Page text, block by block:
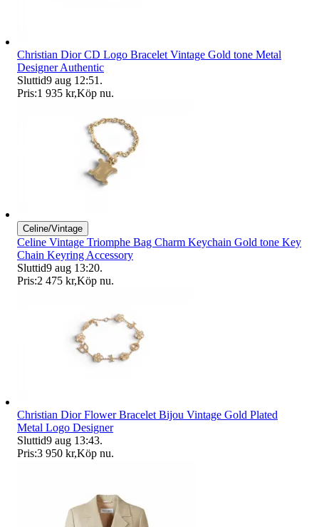
Christian Dior CD Logo Bracelet Vintage Gold tone Metal
Designer Authentic
Sluttid9 aug 12:51 .
Pris:1 935 kr,Köp nu.
Celine/Vintage
Celine Vintage Triomphe Bag Charm Keychain Gold tone Key
Chain Keyring Accessory
Sluttid9 aug 13:20.
Pris:2 475 kr,Köp nu.
Christian Dior Flower Bracelet Bijou Vintage Gold Plated
Metal Logo Designer
Sluttid9 aug 13:43.
Pris:3 950 kr,Köp nu.